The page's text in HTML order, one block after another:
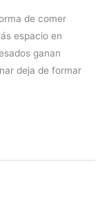
de comer
espacio en
ganan
deja de formar